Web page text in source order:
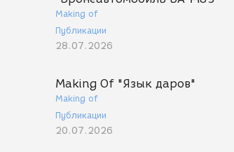
Making of
Публикации
28.07.2026
Making Of "Язык даров"
Making of
Публикации
20.07.2026